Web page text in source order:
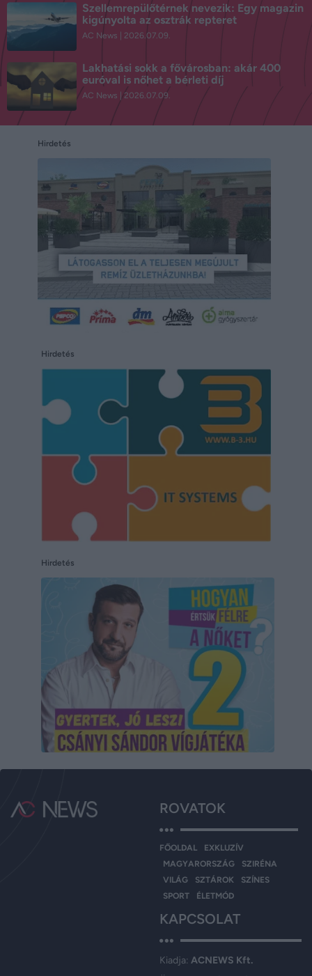
Szellemrepülőtérnek nevezik: Egy magazin
kigúnyolta az osztrák repteret
AC News 2026.07.09.
Lakhatási sokk a fővárosban: akár 400
euróval is nőhet a bérleti díj
AC News 2026.07.09.
Hirdetés
Hirdetés
Hirdetés
ROVATOK
FŐOLDAL
EXKLUZÍV
MAGYARORSZÁG
SZIRÉNA
VILÁG
SZTÁROK
SZÍNES
SPORT
ÉLETMÓD
KAPCSOLAT
Kiadja: ACNEWS Kft.